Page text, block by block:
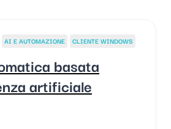
AI E AUTOMAZIONE CLIENTE WINDOWS
basata
artificiale